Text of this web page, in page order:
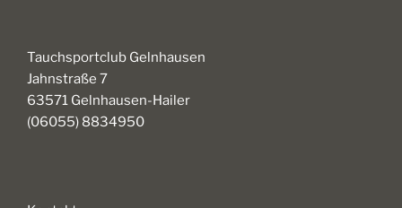
Tauchsportclub Gelnhausen
Jahnstraße 7
63571 Gelnhausen-Hailer
(06055) 8834950